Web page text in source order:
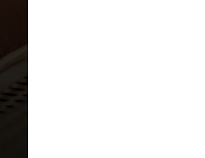
próprio cliente que se